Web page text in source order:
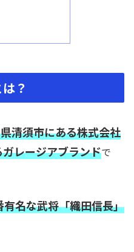
？
清須市にある株式会社
レージアブランドで
有名な武将「織田信長」